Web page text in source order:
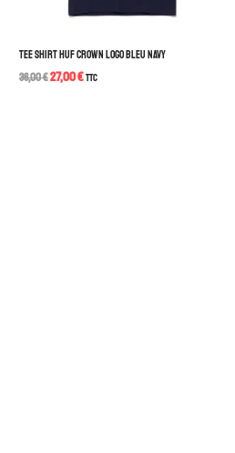
TEE SHIRT HUF CROWN LOGO BLEU NAVY
36,00€27,00€TTC